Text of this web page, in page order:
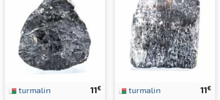
11€
turmalin 11€
turmalin